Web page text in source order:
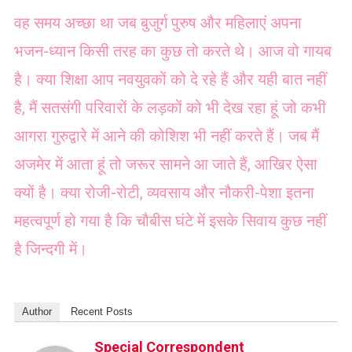
वह समय अच्छा था जब बुजुर्ग पुरुष और महिलाएं अपना
भजन-ध्यान किसी तरह का कुछ तो करते थे। आज वो गायब
है। क्या शिक्षा आप नवयुवकों को दे रहे हैं और यही बात नहीं
है, मैं सतसंगी परिवारों के लड़कों को भी देख रहा हूं जो कभी
आगरा गुरुद्वारे में आने की कोशिश भी नहीं करते हैं। जब मैं
अजमेर में आता हूं तो जरूर सामने आ जाते हैं, आखिर ऐसा
क्यों है। क्या रोजी-रोटी, व्यवसाय और नौकरी-पेशा इतना
महत्वपूर्ण हो गया है कि चौबीस घंटे में इसके सिवाय कुछ नहीं
है जिन्दगी में।
Author Recent Posts
Special Correspondent